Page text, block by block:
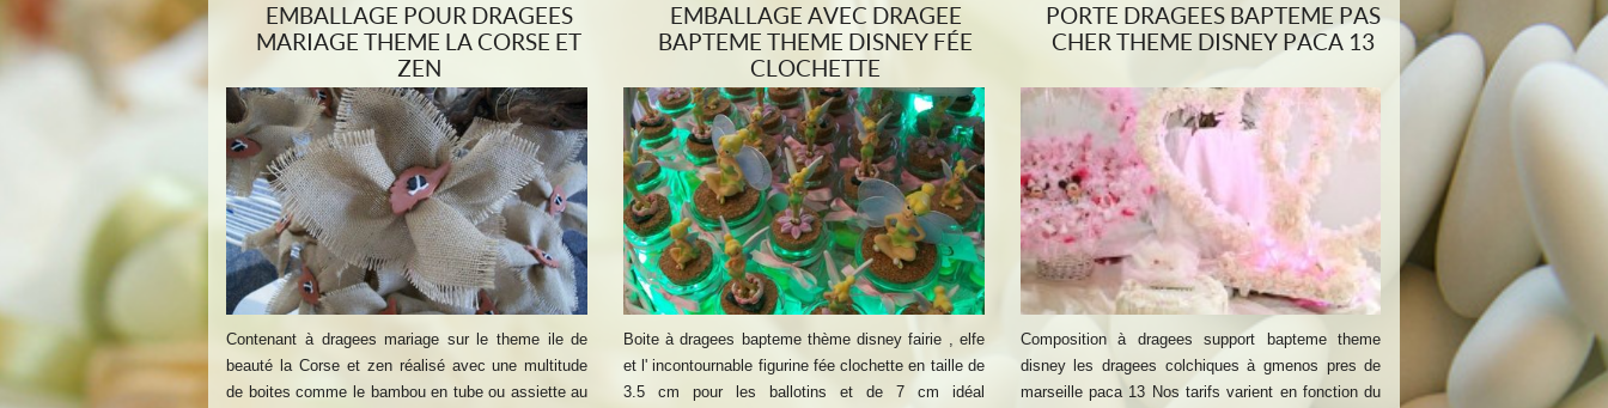
EMBALLAGE POUR DRAGEES
MARIAGE THEME LA CORSE ET
ZEN
Contenant à dragees mariage sur le theme ile de
beauté la Corse et zen réalisé avec une multitude
de boites comme le bambou en tube ou assiette au
EMBALLAGE AVEC DRAGEE
BAPTEME THEME DISNEY FÉE
CLOCHETTE
Boite à dragees bapteme thème disney fairie , elfe
et l' incontournable figurine fée clochette en taille de
3.5 cm pour les ballotins et de 7 cm idéal
PORTE DRAGEES BAPTEME PAS
CHER THEME DISNEY PACA 13
Composition à dragees support bapteme theme
disney les dragees colchiques à gmenos pres de
marseille paca 13 Nos tarifs varient en fonction du